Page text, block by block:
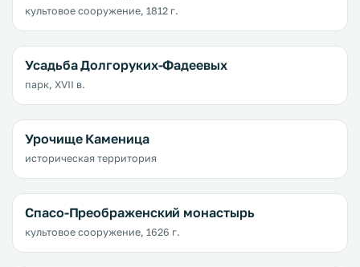
культовое сооружение, 1812 г.
Усадьба Долгоруких-Фадеевых
парк, XVII в.
Урочище Каменица
историческая территория
Спасо-Преображенский монастырь
культовое сооружение, 1626 г.